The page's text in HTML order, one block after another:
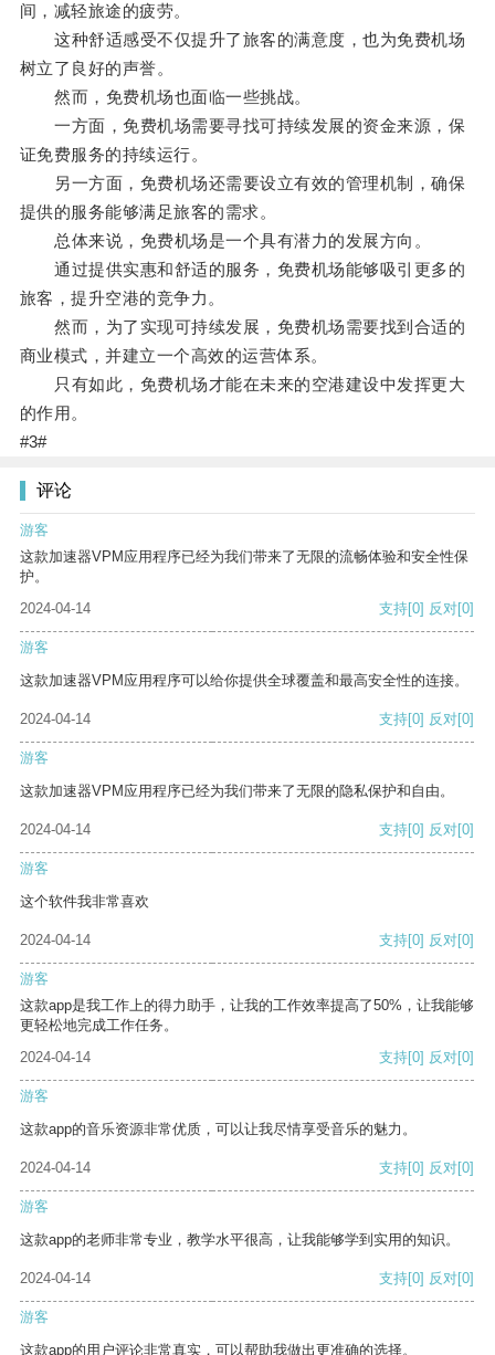
间，减轻旅途的疲劳。
这种舒适感受不仅提升了旅客的满意度，也为免费机场
树立了良好的声誉。
然而，免费机场也面临一些挑战。
一方面，免费机场需要寻找可持续发展的资金来源，保
证免费服务的持续运行。
另一方面，免费机场还需要设立有效的管理机制，确保
提供的服务能够满足旅客的需求。
总体来说，免费机场是一个具有潜力的发展方向。
通过提供实惠和舒适的服务，免费机场能够吸引更多的
旅客，提升空港的竞争力。
然而，为了实现可持续发展，免费机场需要找到合适的
商业模式，并建立一个高效的运营体系。
只有如此，免费机场才能在未来的空港建设中发挥更大
的作用。
#3#
评论
游客
这款加速器VPM应用程序已经为我们带来了无限的流畅体验和安全性保
护。
2024-04-14
支持[0] 反对[0]
游客
这款加速器VPM应用程序可以给你提供全球覆盖和最高安全性的连接。
2024-04-14 支持[0] 反对[0]
游客
这款加速器VPM应用程序已经为我们带来了无限的隐私保护和自由。
2024-04-14 支持[0] 反对[0]
游客
这个软件我非常喜欢
2024-04-14 支持[0] 反对[0]
游客
这款app是我工作上的得力助手，让我的工作效率提高了50%，让我能够
更轻松地完成工作任务。
2024-04-14
支持[0] 反对[0]
游客
这款app的音乐资源非常优质，可以让我尽情享受音乐的魅力。
2024-04-14 支持[0] 反对[0]
游客
这款app的老师非常专业，教学水平很高，让我能够学到实用的知识。
2024-04-14 支持[0] 反对[0]
游客
这款app的用户评论非常真实，可以帮助我做出更准确的选择。